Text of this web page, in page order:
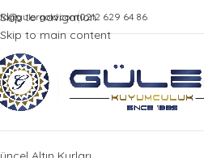
Skip to navigation
Skip to main content
0212 629 64 86